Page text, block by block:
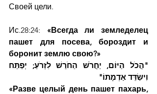
Своей цели.
Ис.28:24: «Всегда ли земледелец
пашет для посева, бороздит и
боронит землю свою?»
וִישַׂדֵּד אַדְמָתוֹ"
«Разве целый день пашет пахарь,